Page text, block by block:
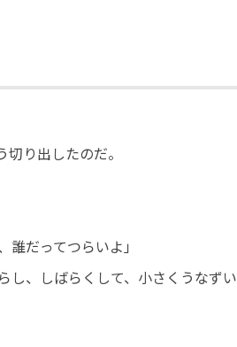
り出したのだ。
だってつらいよ」
し、しばらくして、小さくうなずい